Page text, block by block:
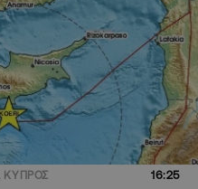
ΚΥΠΡΟΣ 16:25